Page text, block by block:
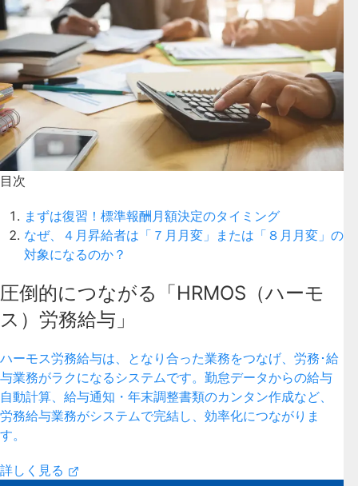
目次
まずは復習！標準報酬月額決定のタイミング
なぜ、４月昇給者は「７月月変」または「８月月変」の
対象になるのか？
圧倒的につながる「HRMOS（ハーモ
ス）労務給与」
ハーモス労務給与は、となり合った業務をつなげ、労務･給
与業務がラクになるシステムです。勤怠データからの給与
自動計算、給与通知・年末調整書類のカンタン作成など、
労務給与業務がシステムで完結し、効率化につながりま
す。
詳しく見る